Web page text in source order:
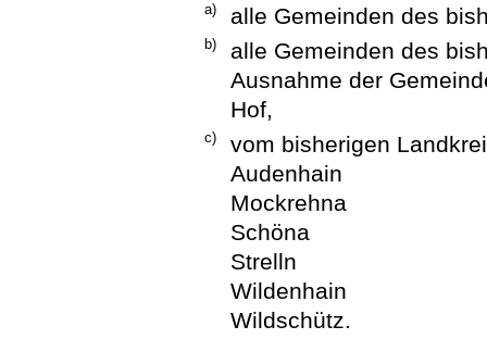
a) alle Gemeinden des
b)
alle Gemeinden des
Ausnahme der
Hof,
c)
vom bisherigen
Audenhain
Mockrehna
Schöna
Strelln
Wildenhain
Wildschütz.